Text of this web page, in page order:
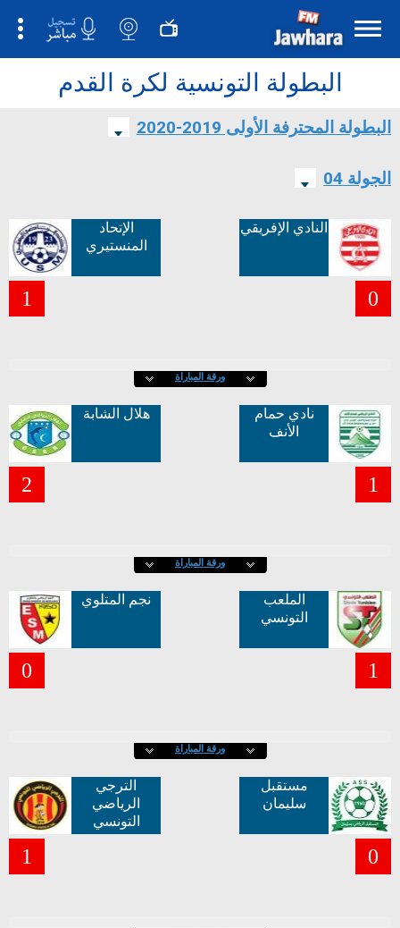
البطولة التونسية لكرة القدم
البطولة المحترفة الأولى 2019-2020
الجولة 04
النادي الإفريقي
0
الإتحاد
المنستيري
1
ورقة المباراة
نادي حمام
الأنف
1
هلال الشابة
2
ورقة المباراة
الملعب
التونسي
1
نجم المتلوي
0
ورقة المباراة
مستقبل
سليمان
0
الترجي
الرياضي
التونسي
1